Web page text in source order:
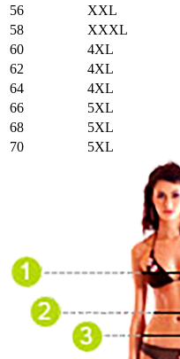
56
XXL
58
XXXL
60
4XL
62
4XL
64
4XL
66
5XL
68
5XL
70
5XL